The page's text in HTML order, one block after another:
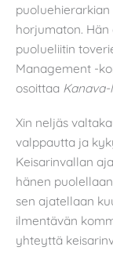
horjumaton.
puolueliitin
Management -
osoittaa
Xin neljäs
valppautta ja
Keisarinvallan
hänen
sen ajatellaan
ilmentävän
yhteyttä